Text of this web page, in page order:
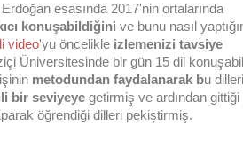
esasında 2017'nin ortalarında
konuşabildiğini ve bunu nasıl
video'yu öncelikle izlemenizi tavsiye
Üniversitesinde bir gün 15 dil
metodundan faydalanarak bu dilleri
bir seviyeye getirmiş ve ardından gittiği
öğrendiği dilleri pekiştirmiş.